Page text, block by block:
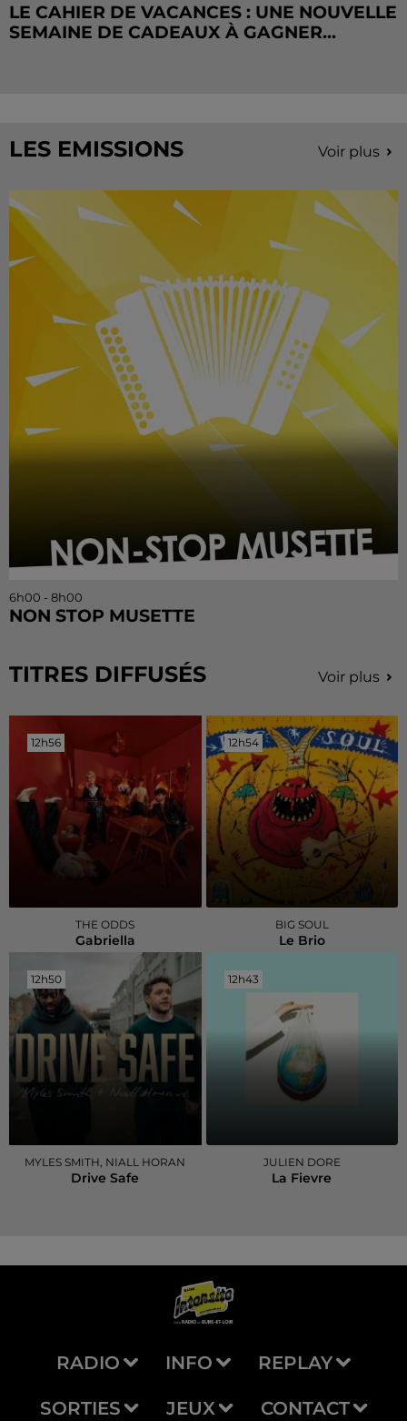
LE CAHIER DE VACANCES : UNE NOUVELLE
SEMAINE DE CADEAUX À GAGNER...
LES EMISSIONS Voir plus
6h00 - 8h00
NON STOP MUSETTE
TITRES DIFFUSÉS Voir plus
12h56
12h56
THE ODDS
Gabriella
12h54
12h54
BIG SOUL
Le Brio
12h50
12h50
MYLES SMITH, NIALL HORAN
Drive Safe
12h43
12h43
JULIEN DORE
La Fievre
RADIO INFO REPLAY
SORTIES JEUX CONTACT